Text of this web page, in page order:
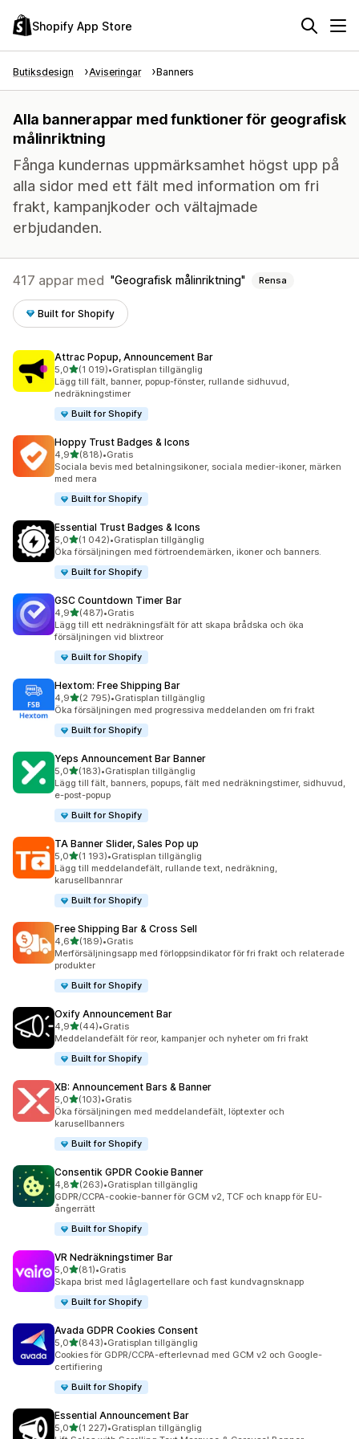
Shopify App Store
Butiksdesign Aviseringar Banners
Alla bannerappar med funktioner för geografisk
målinriktning
Fånga kundernas uppmärksamhet högst upp på
alla sidor med ett fält med information om fri
frakt, kampanjkoder och vältajmade
erbjudanden.
417 appar med Geografisk målinriktning Rensa
Built for Shopify
Attrac Popup, Announcement Bar
5,0av 5 stjärnor
(1 019)
1019 recensioner totalt
•Gratisplan tillgänglig
Lägg till fält, banner, popup-fönster, rullande sidhuvud,
nedräkningstimer
Built for Shopify
Hoppy Trust Badges & Icons
4,9av 5 stjärnor
(818)
818 recensioner totalt
•Gratis
Sociala bevis med betalningsikoner, sociala medier-ikoner, märken
med mera
Built for Shopify
Essential Trust Badges & Icons
5,0av 5 stjärnor
(1 042)
1042 recensioner totalt
•Gratisplan tillgänglig
Öka försäljningen med förtroendemärken, ikoner och banners.
Built for Shopify
GSC Countdown Timer Bar
4,9av 5 stjärnor
(487)
487 recensioner totalt
•Gratis
Lägg till ett nedräkningsfält för att skapa brådska och öka
försäljningen vid blixtreor
Built for Shopify
Hextom: Free Shipping Bar
4,9av 5 stjärnor
(2 795)
2795 recensioner totalt
•Gratisplan tillgänglig
Öka försäljningen med progressiva meddelanden om fri frakt
Built for Shopify
Yeps Announcement Bar Banner
5,0av 5 stjärnor
(183)
183 recensioner totalt
•Gratisplan tillgänglig
Lägg till fält, banners, popups, fält med nedräkningstimer, sidhuvud,
e-post-popup
Built for Shopify
TA Banner Slider, Sales Pop up
5,0av 5 stjärnor
(1 193)
1193 recensioner totalt
•Gratisplan tillgänglig
Lägg till meddelandefält, rullande text, nedräkning,
karusellbannrar
Built for Shopify
Free Shipping Bar & Cross Sell
4,6av 5 stjärnor
(189)
189 recensioner totalt
•Gratis
Merförsäljningsapp med förloppsindikator för fri frakt och relaterade
produkter
Built for Shopify
Oxify Announcement Bar
4,9av 5 stjärnor
(44)
44 recensioner totalt
•Gratis
Meddelandefält för reor, kampanjer och nyheter om fri frakt
Built for Shopify
XB: Announcement Bars & Banner
5,0av 5 stjärnor
(103)
103 recensioner totalt
•Gratis
Öka försäljningen med meddelandefält, löptexter och
karusellbanners
Built for Shopify
Consentik GPDR Cookie Banner
4,8av 5 stjärnor
(263)
263 recensioner totalt
•Gratisplan tillgänglig
GDPR/CCPA-cookie-banner för GCM v2, TCF och knapp för EU-
ångerrätt
Built for Shopify
VR Nedräkningstimer Bar
5,0av 5 stjärnor
(81)
81 recensioner totalt
•Gratis
Skapa brist med låglagertellare och fast kundvagnsknapp
Built for Shopify
Avada GDPR Cookies Consent
5,0av 5 stjärnor
(843)
843 recensioner totalt
•Gratisplan tillgänglig
Cookies för GDPR/CCPA-efterlevnad med GCM v2 och Google-
certifiering
Built for Shopify
Essential Announcement Bar
5,0av 5 stjärnor
(1 227)
1227 recensioner totalt
•Gratisplan tillgänglig